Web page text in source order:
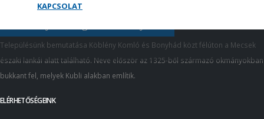
KAPCSOLAT
Településünk bemutatása Köblény Komló és Bonyhád közt félúton a Mecsek
északi lankái alatt található. Neve először az 1325-ből származó okmányokban
bukkant fel, melyek Kubli alakban említik.
ELÉRHETŐSÉGEINK